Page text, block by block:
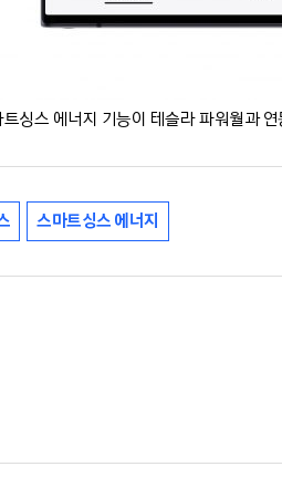
싱스 에너지 기능이 테슬라 파워월과 연
스마트싱스 에너지